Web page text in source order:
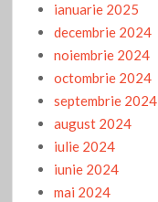
ianuarie 2025
decembrie 2024
noiembrie 2024
octombrie 2024
septembrie 2024
august 2024
iulie 2024
iunie 2024
mai 2024